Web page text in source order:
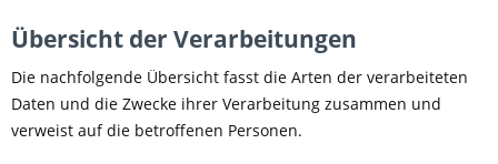
Übersicht der Verarbeitungen
Die nachfolgende Übersicht fasst die Arten der verarbeiteten
Daten und die Zwecke ihrer Verarbeitung zusammen und
verweist auf die betroffenen Personen.